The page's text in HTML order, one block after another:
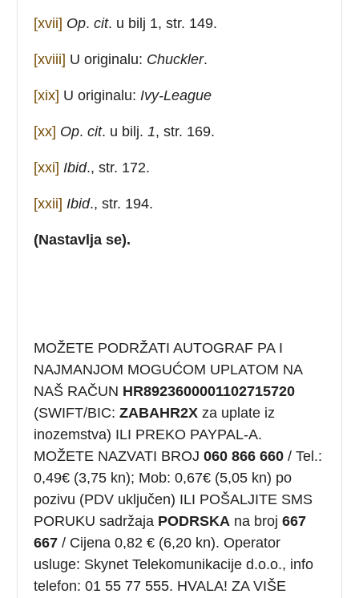
[xvii] Op.cit. u bilj 1, str. 149.
[xviii] U originalu: Chuckler.
[xix] U originalu: Ivy-League
[xx] Op. cit. u bilj. 1, str. 169.
[xxi] Ibid., str. 172.
[xxii] Ibid., str. 194.
(Nastavlja se).
MOŽETE PODRŽATI AUTOGRAF PA I
NAJMANJOM MOGUĆOM UPLATOM NA
NAŠ RAČUN HR8923600001102715720
(SWIFT/BIC: ZABAHR2X za uplate iz
inozemstva) ILI PREKO PAYPAL-A.
MOŽETE NAZVATI BROJ060 866 660 / Tel.:
0,49€ (3,75 kn); Mob: 0,67€ (5,05 kn) po
pozivu (PDV uključen) ILI POŠALJITE SMS
PORUKU sadržaja PODRSKA na broj667
667 / Cijena 0,82 € (6,20 kn). Operator
usluge: Skynet Telekomunikacije d.o.o., info
telefon: 01 55 77 555. HVALA! ZA VIŠE